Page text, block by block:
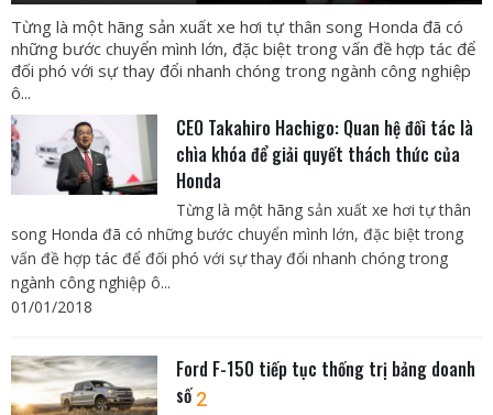
Từng là một hãng sản xuất xe hơi tự thân song Honda đã có
những bước chuyển mình lớn, đặc biệt trong vấn đề hợp tác để
đối phó với sự thay đổi nhanh chóng trong ngành công nghiệp
ô...
CEO Takahiro Hachigo: Quan hệ đối tác là
chìa khóa để giải quyết thách thức của
Honda
Từng là một hãng sản xuất xe hơi tự thân
song Honda đã có những bước chuyển mình lớn, đặc biệt trong
vấn đề hợp tác để đối phó với sự thay đổi nhanh chóng trong
ngành công nghiệp ô...
01/01/2018
Ford F-150 tiếp tục thống trị bảng doanh
số2